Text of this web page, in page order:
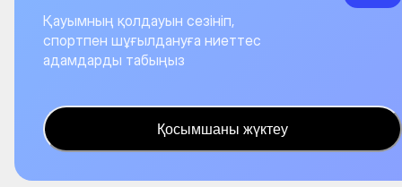
Қауымның қолдауын сезініп,
спортпен шұғылдануға ниеттес
адамдарды табыңыз
Қосымшаны жүктеу